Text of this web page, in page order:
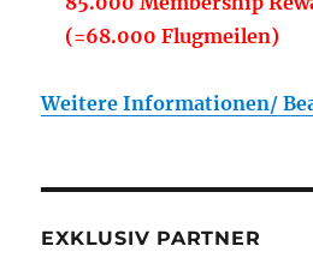
(=68.000 Flugmeilen)
Weitere Informationen/
EXKLUSIV PARTNER